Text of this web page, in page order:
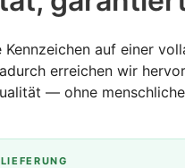
auf einer
erreichen wir
— ohne